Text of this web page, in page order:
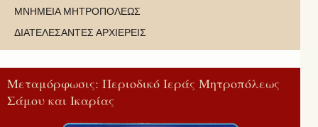
ΜΝΗΜΕΙΑ ΜΗΤΡΟΠΟΛΕΩΣ
ΔΙΑΤΕΛΕΣΑΝΤΕΣ ΑΡΧΙΕΡΕΙΣ
Μεταμόρφωσις: Περιοδικό Ιεράς Μητροπόλεως
Σάμου και Ικαρίας